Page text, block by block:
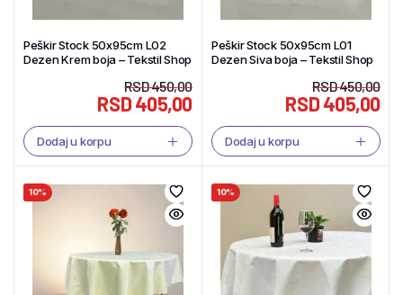
Peškir Stock 50x95cm L02
Dezen Krem boja – Tekstil Shop
RSD450,00
RSD405,00
Dodaj u korpu
Peškir Stock 50x95cm L01
Dezen Siva boja – Tekstil Shop
RSD450,00
RSD405,00
Dodaj u korpu
10% 10%